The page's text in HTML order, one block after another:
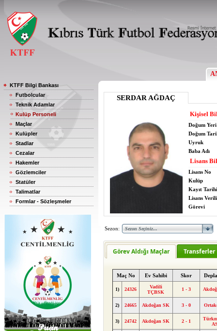
KTFF Bilgi Bankası
Futbolcular
Teknik Adamlar
Kulüp Personeli
Maçlar
Kulüpler
Stadlar
Cezalar
Hakemler
Gözlemciler
Statüler
Talimatlar
Formlar - Sözleşmeler
SERDAR AĞDAÇ
Kişisel
Doğum Yeri
Doğum
Uyruk
Baba Adı
Lisans
Lisans No
Kulüp
Kayıt Tarihi
Lisans
Görevi
Sezon:
Görev Aldığı Maçlar Transferler
Maç No Ev Sahibi Skor
1) 24326
Vadili
TÇBSK
1 - 3
2) 24665 Akdoğan SK 3 - 0
3) 24742 Akdoğan SK 2 - 1